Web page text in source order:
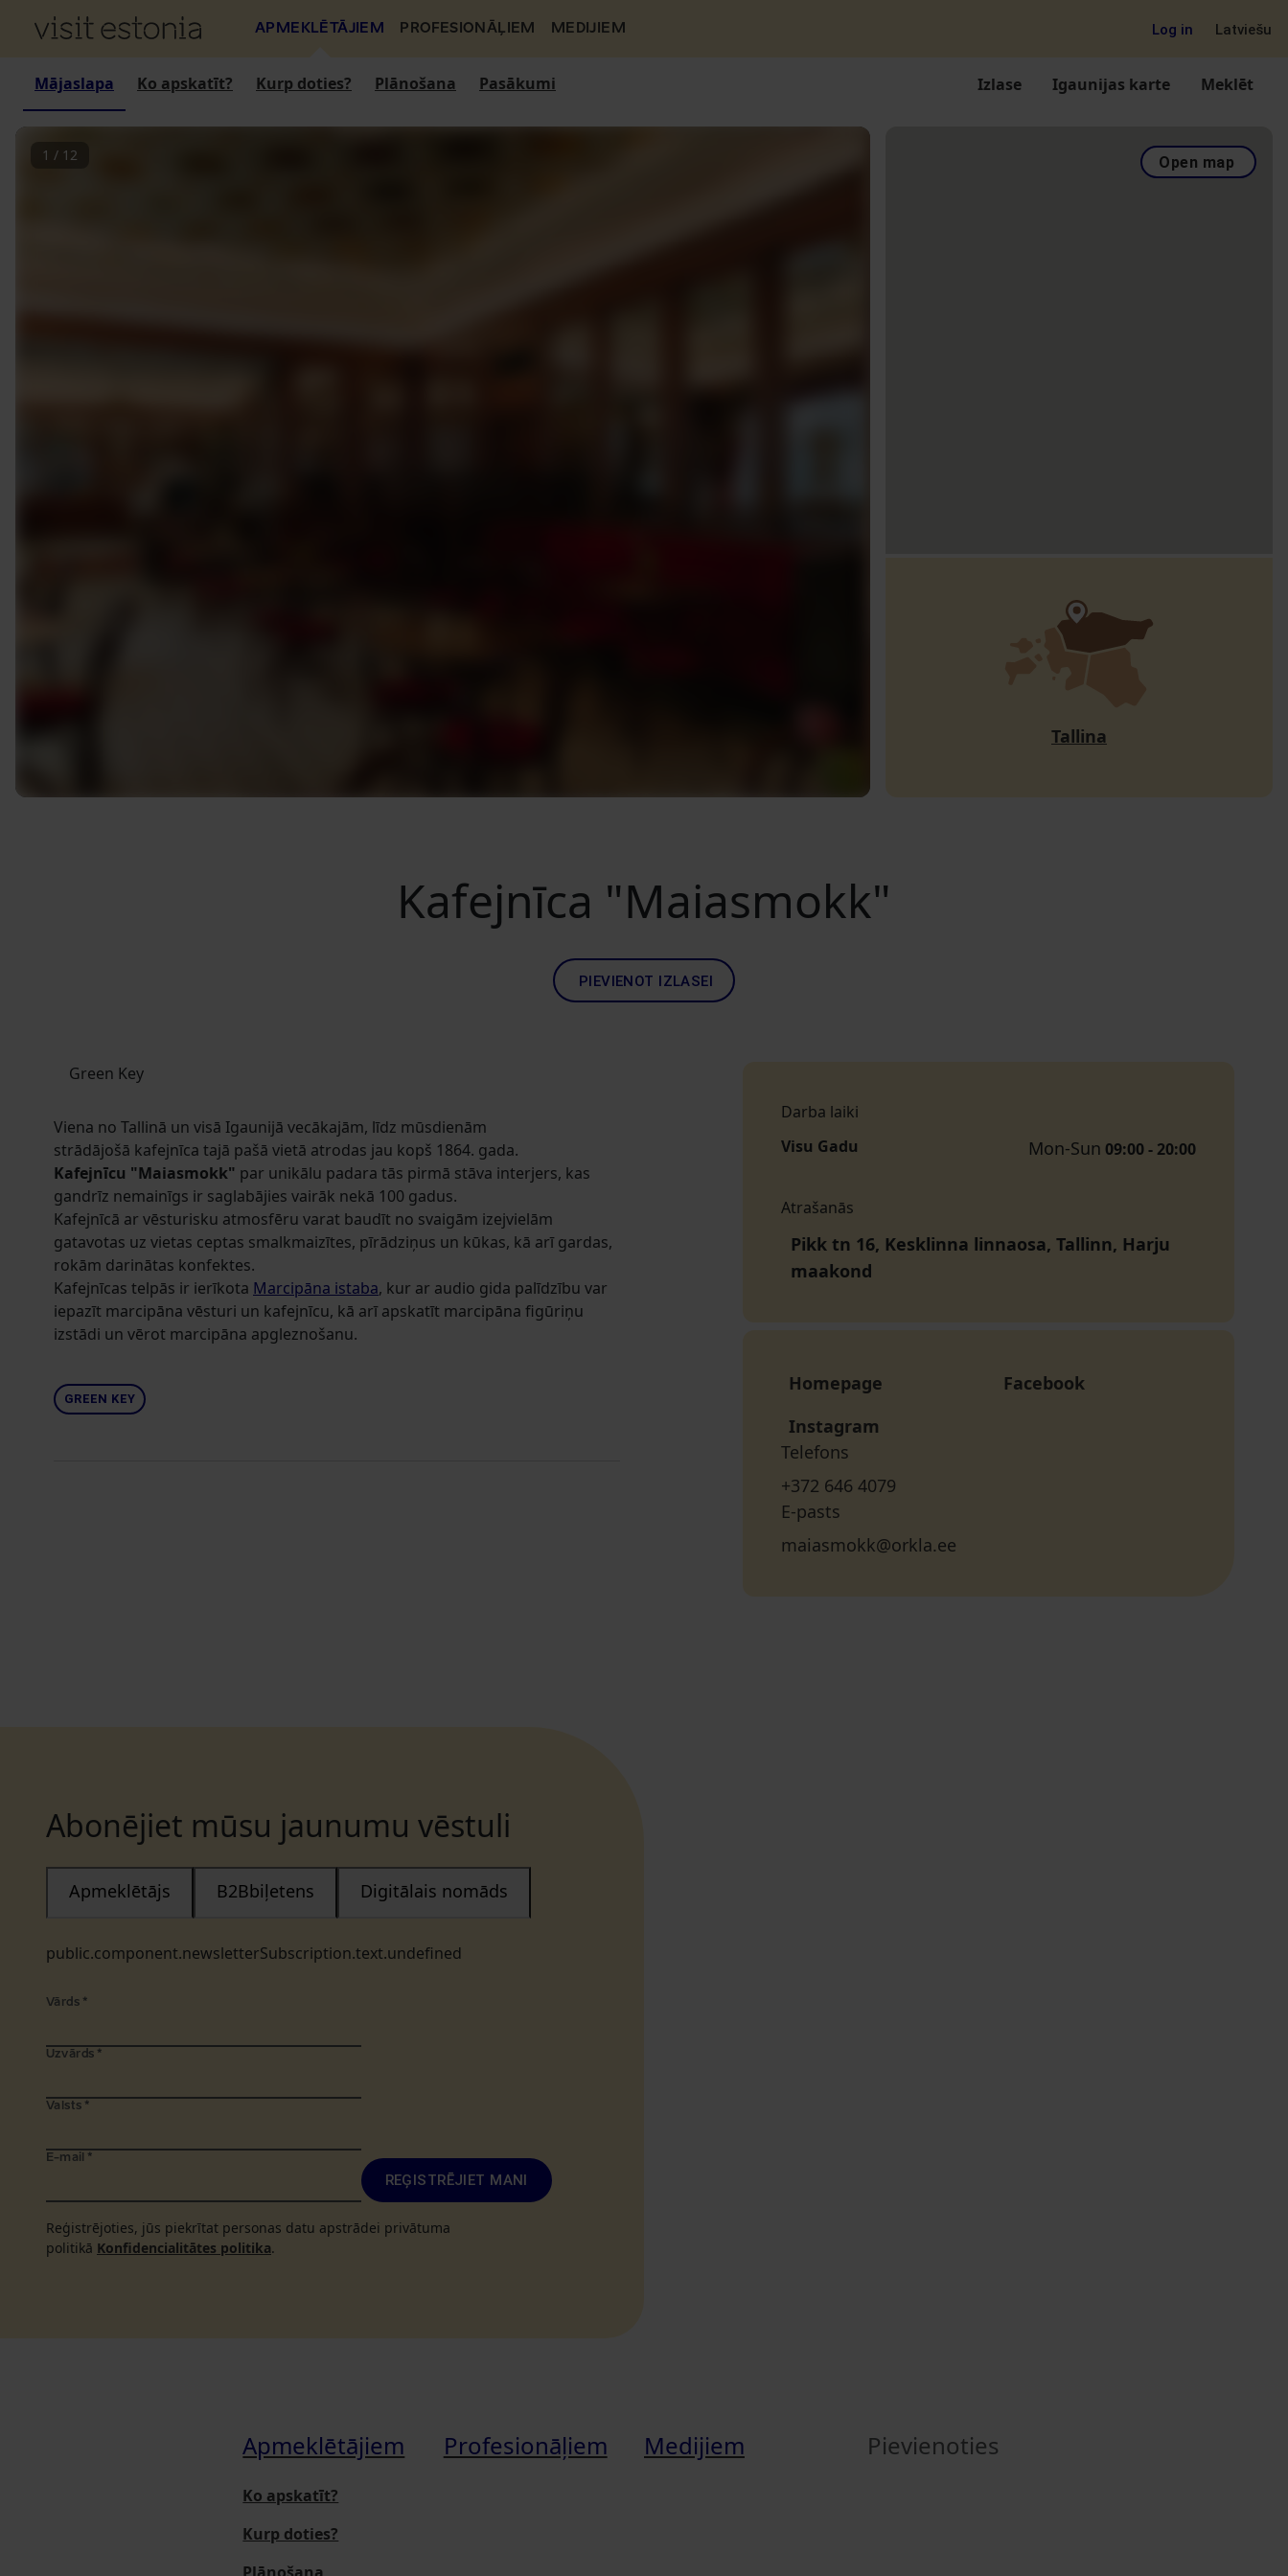
APMEKLĒTĀJIEM PROFESIONĀĻIEM MEDIJIEM Log in Latviešu
Mājaslapa Ko apskatīt? Kurp doties? Plānošana Pasākumi Izlase Igaunijas karte Meklēt
1 / 12 Open map
Tallina
Kafejnīca "Maiasmokk"
PIEVIENOT IZLASEI
Green Key
Viena no Tallinā un visā Igaunijā vecākajām, līdz mūsdienām
strādājošā kafejnīca tajā pašā vietā atrodas jau kopš 1864. gada.
Kafejnīcu "Maiasmokk" par unikālu padara tās pirmā stāva interjers, kas
gandrīz nemainīgs ir saglabājies vairāk nekā 100 gadus.
Kafejnīcā ar vēsturisku atmosfēru varat baudīt no svaigām izejvielām
gatavotas uz vietas ceptas smalkmaizītes, pīrādziņus un kūkas, kā arī gardas,
rokām darinātas konfektes.
Kafejnīcas telpās ir ierīkota Marcipāna istaba, kur ar audio gida palīdzību var
iepazīt marcipāna vēsturi un kafejnīcu, kā arī apskatīt marcipāna figūriņu
izstādi un vērot marcipāna apgleznošanu.
GREEN KEY
Darba laiki
Visu Gadu
Mon-Sun 09:00 - 20:00
Atrašanās
Pikk tn 16, Kesklinna linnaosa, Tallinn, Harju
maakond
Homepage
Facebook
Instagram
Telefons
+372 646 4079
E-pasts
maiasmokk@orkla.ee
Abonējiet mūsu jaunumu vēstuli
public.component.newsletterSubscription.text.undefined
Apmeklētājs B2Bbiļetens Digitālais nomāds
Vārds *
Uzvārds *
Valsts *
E-mail *
REĢISTRĒJIET MANI
Reģistrējoties, jūs piekrītat personas datu apstrādei privātuma
politikā Konfidencialitātes politika.
Apmeklētājiem
Ko apskatīt?
Kurp doties?
Profesionāļiem Medijiem Pievienoties